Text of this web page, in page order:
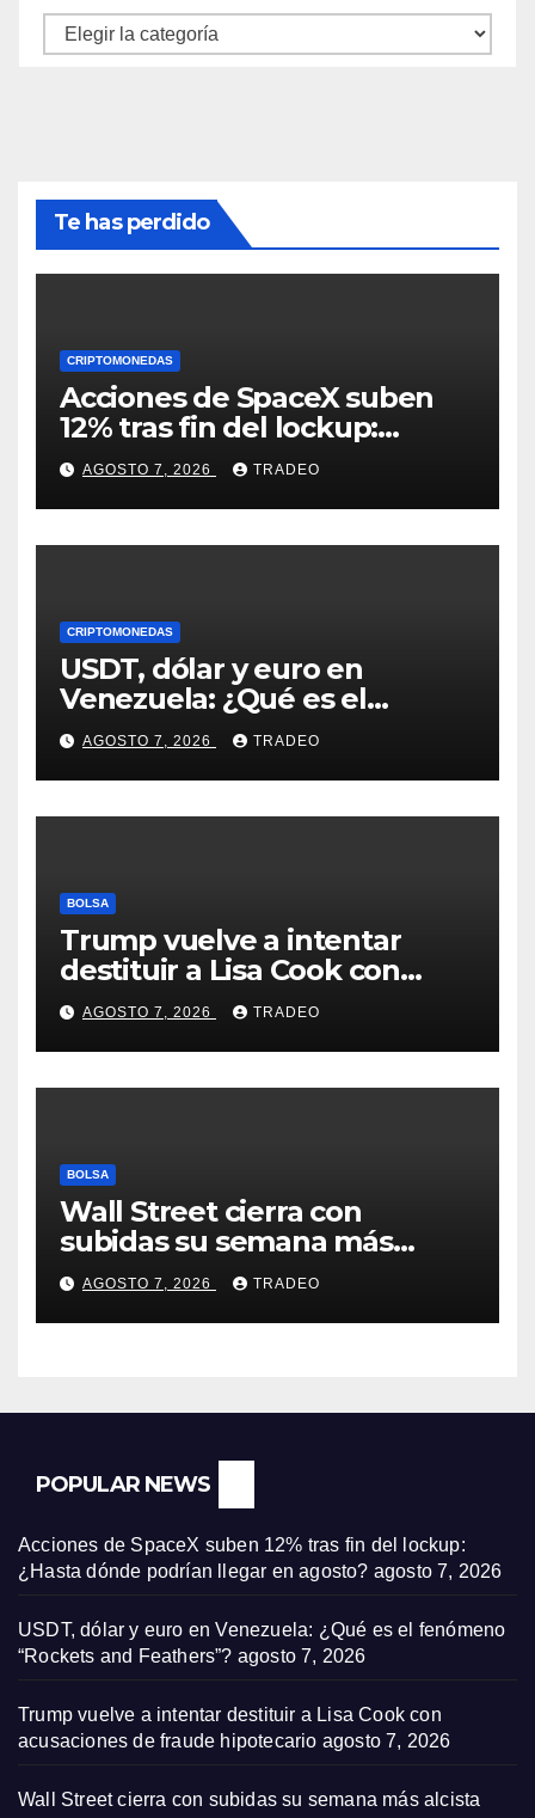
Categorías
Te has perdido
CRIPTOMONEDAS
Acciones de SpaceX suben
12% tras fin del lockup:
¿Hasta dónde podrían llegar
en agosto?
AGOSTO 7, 2026 TRADEO
CRIPTOMONEDAS
USDT, dólar y euro en
Venezuela: ¿Qué es el
fenómeno “Rockets and
Feathers”?
AGOSTO 7, 2026 TRADEO
BOLSA
Trump vuelve a intentar
destituir a Lisa Cook con
acusaciones de fraude
hipotecario
AGOSTO 7, 2026 TRADEO
BOLSA
Wall Street cierra con
subidas su semana más
alcista desde abril
AGOSTO 7, 2026 TRADEO
POPULAR NEWS
Acciones de SpaceX suben 12% tras fin del lockup:
¿Hasta dónde podrían llegar en agosto? agosto 7, 2026
USDT, dólar y euro en Venezuela: ¿Qué es el fenómeno
“Rockets and Feathers”? agosto 7, 2026
Trump vuelve a intentar destituir a Lisa Cook con
acusaciones de fraude hipotecario agosto 7, 2026
Wall Street cierra con subidas su semana más alcista